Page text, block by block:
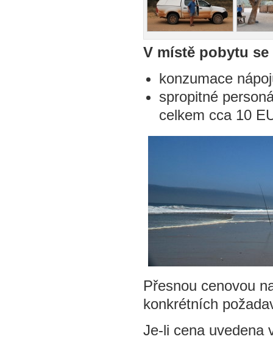
V místě pobytu
konzumace
spropitné
celkem cca 10
Přesnou cenovou
konkrétních
Je-li cena uvedena